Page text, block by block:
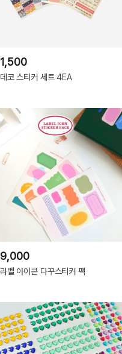
1,500
데코 스티커 세트 4EA
9,000
라벨 아이콘 다꾸스티커 팩